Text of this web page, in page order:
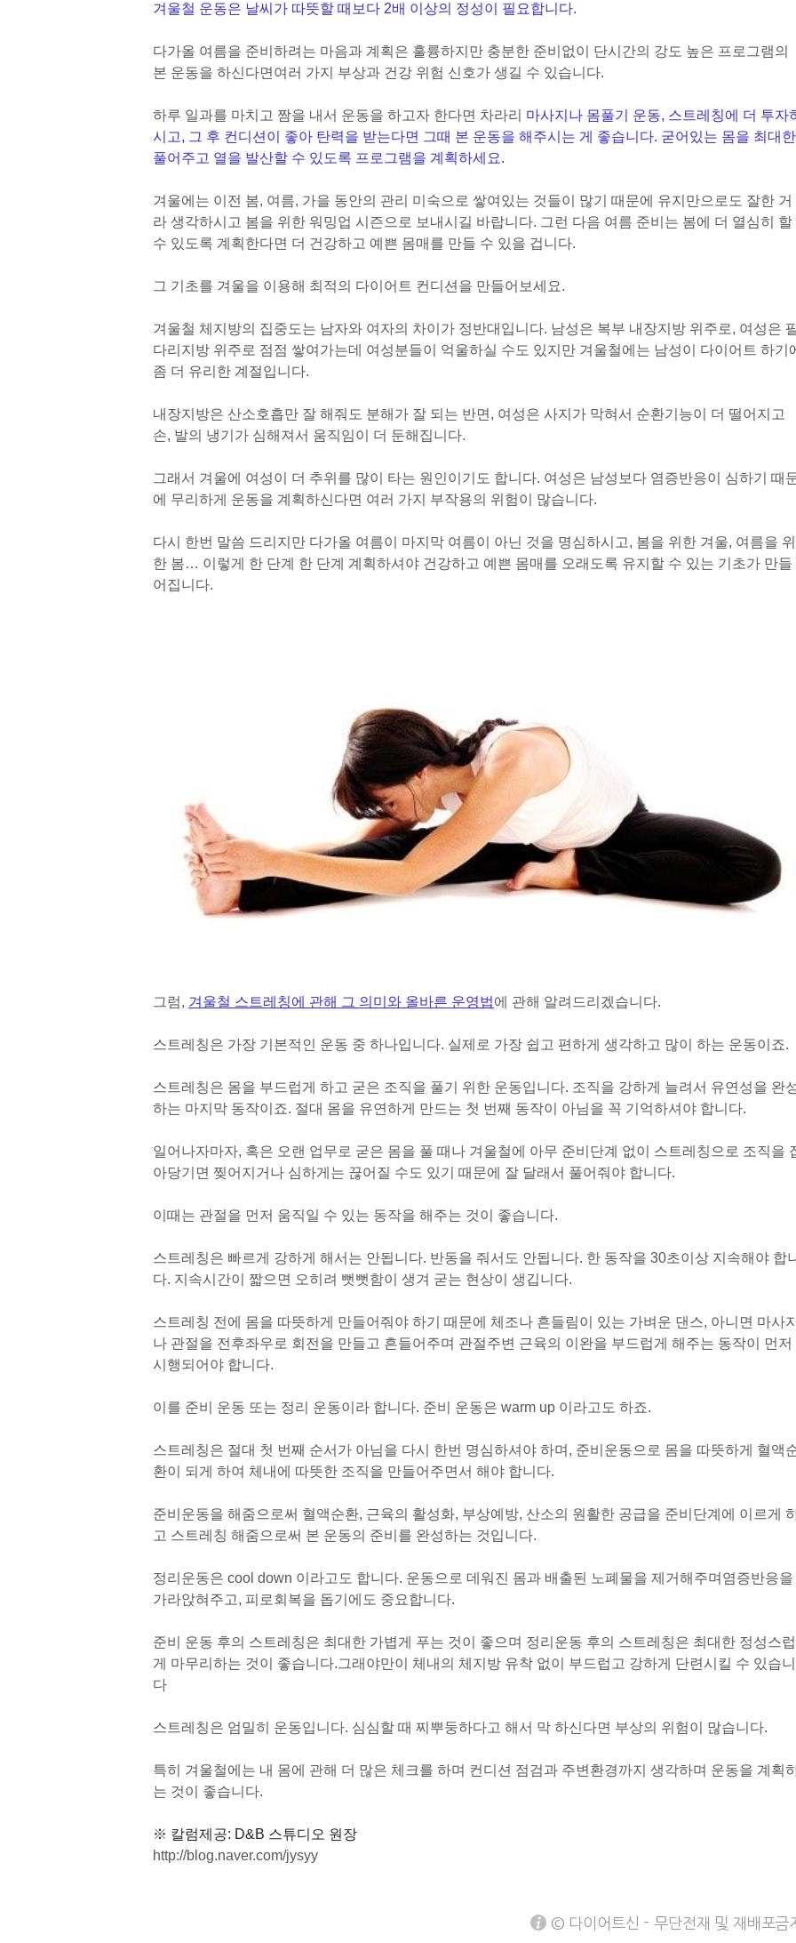
겨울철 운동은 날씨가 따뜻할 때보다 2배 이상의 정성이 필요합니다.
다가올 여름을 준비하려는 마음과 계획은 훌륭하지만 충분한 준비없이 단시간의 강도 높은 프로그램의
본 운동을 하신다면 여러 가지 부상과 건강 위험 신호가 생길 수 있습니다.
하루 일과를 마치고 짬을 내서 운동을 하고자 한다면 차라리 마사지나 몸풀기 운동, 스트레칭에 더 투자
시고, 그 후 컨디션이 좋아 탄력을 받는다면 그때 본 운동을 해주시는 게 좋습니다. 굳어있는 몸을 최대한
풀어주고 열을 발산할 수 있도록 프로그램을 계획하세요.
겨울에는 이전 봄, 여름, 가을 동안의 관리 미숙으로 쌓여있는 것들이 많기 때문에 유지만으로도 잘한 거
라 생각하시고 봄을 위한 워밍업 시즌으로 보내시길 바랍니다. 그런 다음 여름 준비는 봄에 더 열심히 할
수 있도록 계획한다면 더 건강하고 예쁜 몸매를 만들 수 있을 겁니다.
그 기초를 겨울을 이용해 최적의 다이어트 컨디션을 만들어보세요.
겨울철 체지방의 집중도는 남자와 여자의 차이가 정반대입니다. 남성은 복부 내장지방 위주로, 여성은
다리지방 위주로 점점 쌓여가는데 여성분들이 억울하실 수도 있지만 겨울철에는 남성이 다이어트 하기
좀 더 유리한 계절입니다.
내장지방은 산소호흡만 잘 해줘도 분해가 잘 되는 반면, 여성은 사지가 막혀서 순환기능이 더 떨어지고
손, 발의 냉기가 심해져서 움직임이 더 둔해집니다.
그래서 겨울에 여성이 더 추위를 많이 타는 원인이기도 합니다. 여성은 남성보다 염증반응이 심하기 때
에 무리하게 운동을 계획하신다면 여러 가지 부작용의 위험이 많습니다.
다시 한번 말씀 드리지만 다가올 여름이 마지막 여름이 아닌 것을 명심하시고, 봄을 위한 겨울, 여름을 위
한 봄… 이렇게 한 단계 한 단계 계획하셔야 건강하고 예쁜 몸매를 오래도록 유지할 수 있는 기초가 만들
어집니다.
그럼, 겨울철 스트레칭에 관해 그 의미와 올바른 운영법에 관해 알려드리겠습니다.
스트레칭은 가장 기본적인 운동 중 하나입니다. 실제로 가장 쉽고 편하게 생각하고 많이 하는 운동이죠.
스트레칭은 몸을 부드럽게 하고 굳은 조직을 풀기 위한 운동입니다. 조직을 강하게 늘려서 유연성을 완
하는 마지막 동작이죠. 절대 몸을 유연하게 만드는 첫 번째 동작이 아님을 꼭 기억하셔야 합니다.
일어나자마자, 혹은 오랜 업무로 굳은 몸을 풀 때나 겨울철에 아무 준비단계 없이 스트레칭으로 조직을
아당기면 찢어지거나 심하게는 끊어질 수도 있기 때문에 잘 달래서 풀어줘야 합니다.
이때는 관절을 먼저 움직일 수 있는 동작을 해주는 것이 좋습니다.
스트레칭은 빠르게 강하게 해서는 안됩니다. 반동을 줘서도 안됩니다. 한 동작을 30초이상 지속해야 합
다. 지속시간이 짧으면 오히려 뻣뻣함이 생겨 굳는 현상이 생깁니다.
스트레칭 전에 몸을 따뜻하게 만들어줘야 하기 때문에 체조나 흔들림이 있는 가벼운 댄스, 아니면 마사
나 관절을 전후좌우로 회전을 만들고 흔들어주며 관절주변 근육의 이완을 부드럽게 해주는 동작이 먼저
시행되어야 합니다.
이를 준비 운동 또는 정리 운동이라 합니다. 준비 운동은 warm up 이라고도 하죠.
스트레칭은 절대 첫 번째 순서가 아님을 다시 한번 명심하셔야 하며, 준비운동으로 몸을 따뜻하게 혈액
환이 되게 하여 체내에 따뜻한 조직을 만들어주면서 해야 합니다.
준비운동을 해줌으로써 혈액순환, 근육의 활성화, 부상예방, 산소의 원활한 공급을 준비단계에 이르게
고 스트레칭 해줌으로써 본 운동의 준비를 완성하는 것입니다.
정리운동은 cool down 이라고도 합니다. 운동으로 데워진 몸과 배출된 노폐물을 제거해주며 염증반응을
가라앉혀주고, 피로회복을 돕기에도 중요합니다.
준비 운동 후의 스트레칭은 최대한 가볍게 푸는 것이 좋으며 정리운동 후의 스트레칭은 최대한 정성스럽
게 마무리하는 것이 좋습니다.그래야만이 체내의 체지방 유착 없이 부드럽고 강하게 단련시킬 수 있습니
다
스트레칭은 엄밀히 운동입니다. 심심할 때 찌뿌둥하다고 해서 막 하신다면 부상의 위험이 많습니다.
특히 겨울철에는 내 몸에 관해 더 많은 체크를 하며 컨디션 점검과 주변환경까지 생각하며 운동을 계획
는 것이 좋습니다.
※ 칼럼제공: D&B 스튜디오 원장
http://blog.naver.com/jysyy
© 다이어트신 - 무단전재 및 재배포금